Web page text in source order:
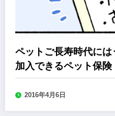
ペットご長寿時代に
加入できるペット保険
2016年4月6日